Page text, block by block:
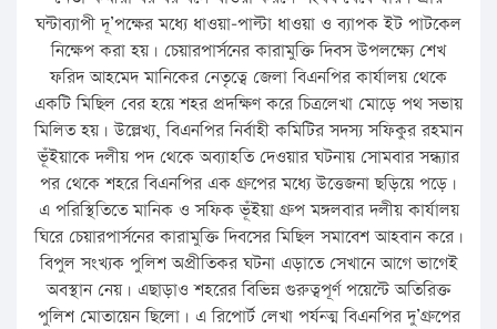
ঘন্টাব্যাপী দূ’পক্ষের মধ্যে ধাওয়া-পাল্টা ধাওয়া ও ব্যাপক ইট পাটকেল
নিক্ষেপ করা হয়। চেয়ারপার্সনের কারামুক্তি দিবস উপলক্ষ্যে শেখ
ফরিদ আহমেদ মানিকের নেতৃত্বে জেলা বিএনপির কার্যালয় থেকে
একটি মিছিল বের হয়ে শহর প্রদক্ষিণ করে চিত্রলেখা মোড়ে পথ সভায়
মিলিত হয়। উল্লেখ্য, বিএনপির নির্বাহী কমিটির সদস্য সফিকুর রহমান
ভূঁইয়াকে দলীয় পদ থেকে অব্যাহতি দেওয়ার ঘটনায় সোমবার সন্ধ্যার
পর থেকে শহরে বিএনপির এক গ্রুপের মধ্যে উত্তেজনা ছড়িয়ে পড়ে।
এ পরিস্থিতিতে মানিক ও সফিক ভূঁইয়া গ্রুপ মঙ্গলবার দলীয় কার্যালয়
ঘিরে চেয়ারপার্সনের কারামুক্তি দিবসের মিছিল সমাবেশ আহবান করে।
বিপুল সংখ্যক পুলিশ অপ্রীতিকর ঘটনা এড়াতে সেখানে আগে ভাগেই
অবস্থান নেয়। এছাড়াও শহরের বিভিন্ন গুরুত্বপূর্ণ পয়েন্টে অতিরিক্ত
পুলিশ মোতায়েন ছিলো। এ রিপোর্ট লেখা পর্যন্ত্ম বিএনপির দু’গ্রুপের